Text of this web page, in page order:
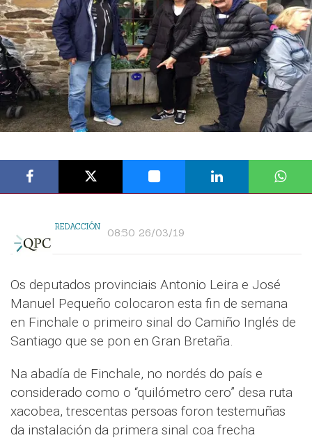
REDACCIÓN 08:50 26/03/19
Os deputados provinciais Antonio Leira e José
Manuel Pequeño colocaron esta fin de semana
en Finchale o primeiro sinal do Camiño Inglés de
Santiago que se pon en Gran Bretaña.
Na abadía de Finchale, no nordés do país e
considerado como o “quilómetro cero” desa ruta
xacobea, trescentas persoas foron testemuñas
da instalación da primera sinal coa frecha